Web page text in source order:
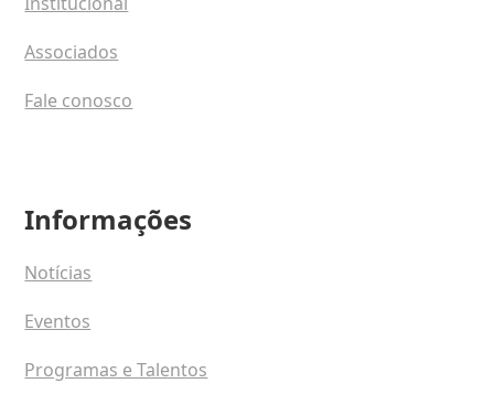
Associados
Fale conosco
Informações
Notícias
Eventos
Programas e Talentos